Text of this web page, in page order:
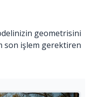
geometrisini
son işlem gerektiren